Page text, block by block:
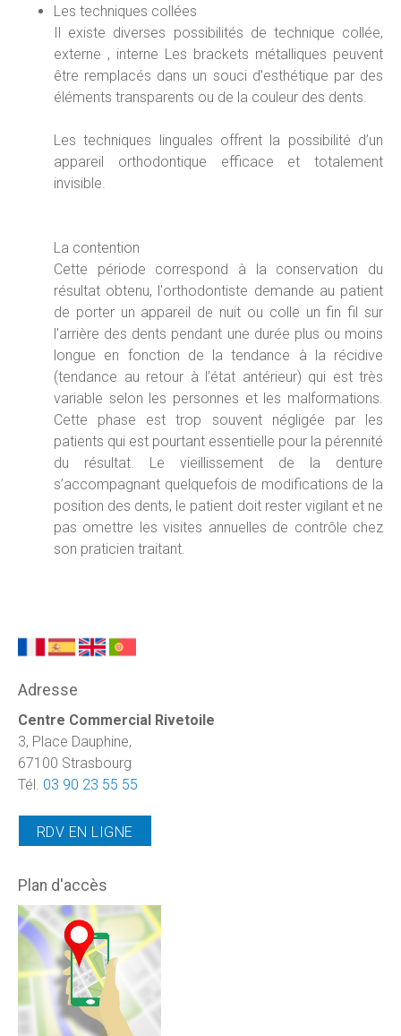
Les techniques collées
Il existe diverses possibilités de technique collée,
externe , interne Les brackets métalliques peuvent
être remplacés dans un souci d'esthétique par des
éléments transparents ou de la couleur des dents.
Les techniques linguales offrent la possibilité d’un
appareil orthodontique efficace et totalement
invisible.
La contention
Cette période correspond à la conservation du
résultat obtenu, l'orthodontiste demande au patient
de porter un appareil de nuit ou colle un fin fil sur
l'arrière des dents pendant une durée plus ou moins
longue en fonction de la tendance à la récidive
(tendance au retour à l’état antérieur) qui est très
variable selon les personnes et les malformations.
Cette phase est trop souvent négligée par les
patients qui est pourtant essentielle pour la pérennité
du résultat. Le vieillissement de la denture
s’accompagnant quelquefois de modifications de la
position des dents, le patient doit rester vigilant et ne
pas omettre les visites annuelles de contrôle chez
son praticien traitant.
Adresse
Centre Commercial Rivetoile
3, Place Dauphine,
67100 Strasbourg
Tél. 03 90 23 55 55
RDV EN LIGNE
Plan d'accès